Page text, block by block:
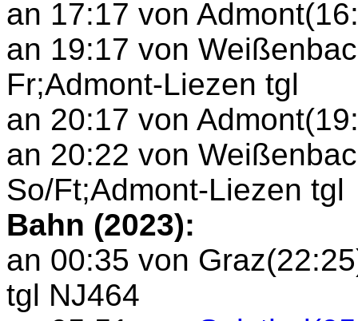
an 17:17 von
an 19:17 von
Fr;Admont-Liezen tgl
an 20:17 von
an 20:22 von
So/Ft;Admont-Liezen tgl
Bahn (2023):
an 00:35 von
tgl NJ464